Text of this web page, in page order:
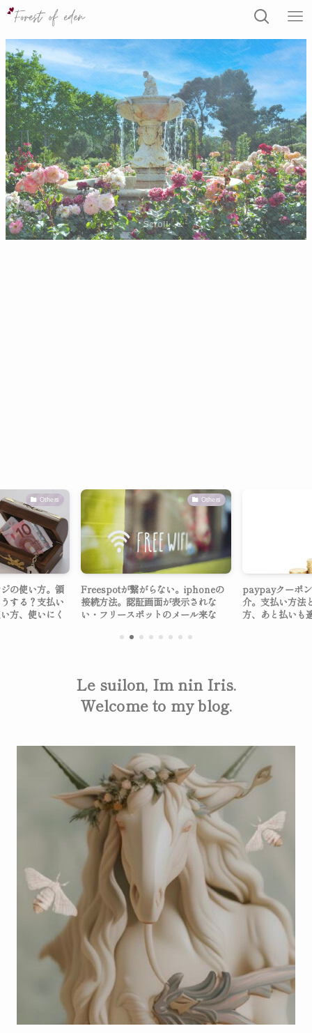
Scroll
Others
の使い方。領
する？支払い
方、使いにく
Others
Freespotが繋がらない。iphoneの
接続方法。認証画面が表示されな
い・フリースポットのメール来な
paypayクーポ
介。支払い方法
方、あと払いも
Le suilon, Im nin Iris.
Welcome to my blog.